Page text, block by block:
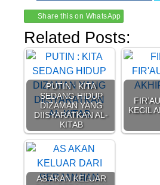
Share this on WhatsApp
Related Posts:
PUTIN : KITA
SEDANG HIDUP
DIZAMAN YANG
DIISYARATKAN AL-
KITAB
KECIL
AS AKAN KELUAR